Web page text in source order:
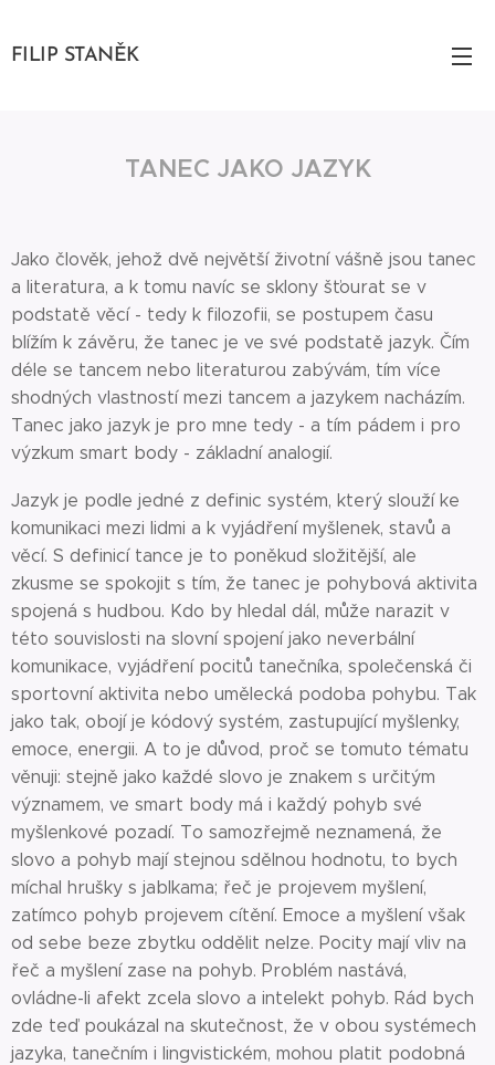
FILIP STANĚK
TANEC JAKO JAZYK
Jako člověk, jehož dvě největší životní vášně jsou tanec
a literatura, a k tomu navíc se sklony šťourat se v
podstatě věcí - tedy k filozofii, se postupem času
blížím k závěru, že tanec je ve své podstatě jazyk. Čím
déle se tancem nebo literaturou zabývám, tím více
shodných vlastností mezi tancem a jazykem nacházím.
Tanec jako jazyk je pro mne tedy - a tím pádem i pro
výzkum smart body - základní analogií.
Jazyk je podle jedné z definic systém, který slouží ke
komunikaci mezi lidmi a k vyjádření myšlenek, stavů a
věcí. S definicí tance je to poněkud složitější, ale
zkusme se spokojit s tím, že tanec je pohybová aktivita
spojená s hudbou. Kdo by hledal dál, může narazit v
této souvislosti na slovní spojení jako neverbální
komunikace, vyjádření pocitů tanečníka, společenská či
sportovní aktivita nebo umělecká podoba pohybu. Tak
jako tak, obojí je kódový systém, zastupující myšlenky,
emoce, energii. A to je důvod, proč se tomuto tématu
věnuji: stejně jako každé slovo je znakem s určitým
významem, ve smart body má i každý pohyb své
myšlenkové pozadí. To samozřejmě neznamená, že
slovo a pohyb mají stejnou sdělnou hodnotu, to bych
míchal hrušky s jablkama; řeč je projevem myšlení,
zatímco pohyb projevem cítění. Emoce a myšlení však
od sebe beze zbytku oddělit nelze. Pocity mají vliv na
řeč a myšlení zase na pohyb. Problém nastává,
ovládne-li afekt zcela slovo a intelekt pohyb. Rád bych
zde teď poukázal na skutečnost, že v obou systémech
jazyka, tanečním i lingvistickém, mohou platit podobná